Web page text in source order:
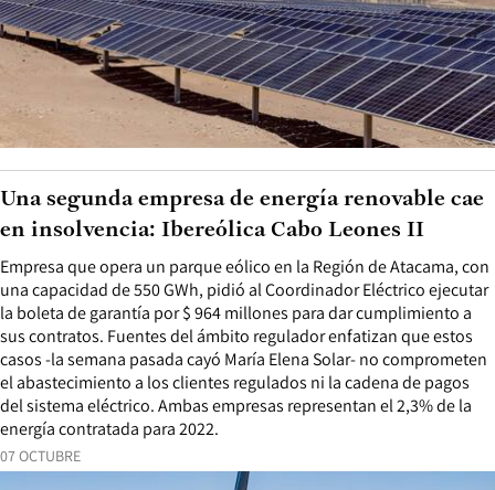
07 OCTUBRE
Empresa que opera un parque eólico en la Región de Atacama, con
una capacidad de 550 GWh, pidió al Coordinador Eléctrico ejecutar
la boleta de garantía por $ 964 millones para dar cumplimiento a
sus contratos. Fuentes del ámbito regulador enfatizan que estos
casos -la semana pasada cayó María Elena Solar- no comprometen
el abastecimiento a los clientes regulados ni la cadena de pagos
del sistema eléctrico. Ambas empresas representan el 2,3% de la
energía contratada para 2022.
Una segunda empresa de energía renovable cae
en insolvencia: Ibereólica Cabo Leones II